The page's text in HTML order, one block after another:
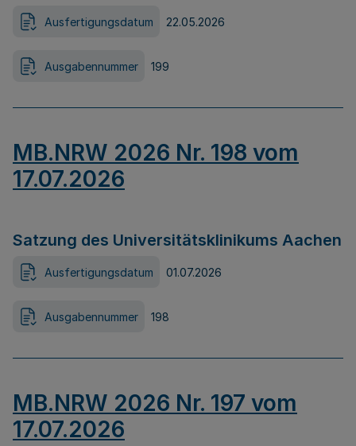
Ausfertigungsdatum 22.05.2026
Ausgabennummer 199
MB.NRW 2026 Nr. 198 vom
17.07.2026
Satzung des Universitätsklinikums Aachen
Ausfertigungsdatum 01.07.2026
Ausgabennummer 198
MB.NRW 2026 Nr. 197 vom
17.07.2026